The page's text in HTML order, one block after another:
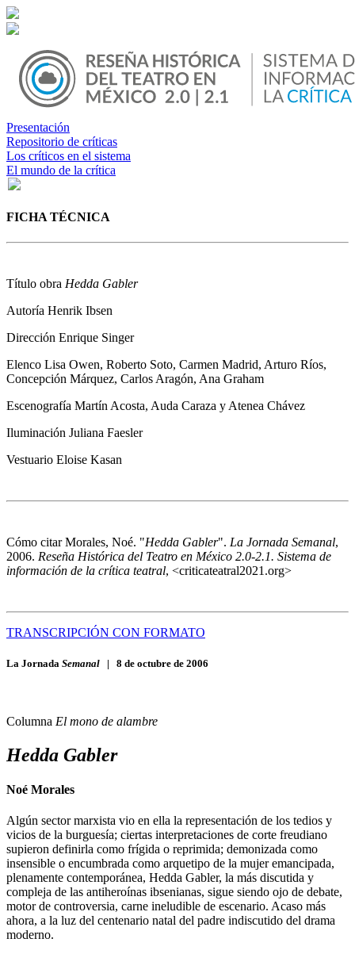
Presentación
Repositorio de críticas
Los críticos en el sistema
El mundo de la crítica
FICHA TÉCNICA
Título obra Hedda Gabler
Autoría Henrik Ibsen
Dirección Enrique Singer
Elenco Lisa Owen, Roberto Soto, Carmen Madrid, Arturo Ríos,
Concepción Márquez, Carlos Aragón, Ana Graham
Escenografía Martín Acosta, Auda Caraza y Atenea Chávez
Iluminación Juliana Faesler
Vestuario Eloise Kasan
Cómo citarMorales, Noé. "Hedda Gabler". La Jornada Semanal,
2006. Reseña Histórica del Teatro en México 2.0-2.1. Sistema de
información de la crítica teatral, <criticateatral2021.org>
TRANSCRIPCIÓN CON FORMATO
La Jornada Semanal | 8 de octubre de 2006
Columna El mono de alambre
Hedda Gabler
Noé Morales
Algún sector marxista vio en ella la representación de los tedios y
vicios de la burguesía; ciertas interpretaciones de corte freudiano
supieron definirla como frígida o reprimida; demonizada como
insensible o encumbrada como arquetipo de la mujer emancipada,
plenamente contemporánea, Hedda Gabler, la más discutida y
compleja de las antiheroínas ibsenianas, sigue siendo ojo de debate,
motor de controversia, carne ineludible de escenario. Acaso más
ahora, a la luz del centenario natal del padre indiscutido del drama
moderno.